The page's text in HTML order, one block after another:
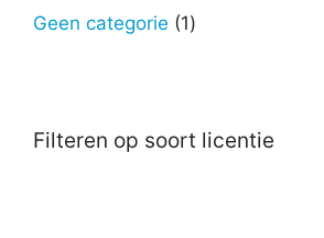
producten
Geen categorie 11
Filteren op soort licentie